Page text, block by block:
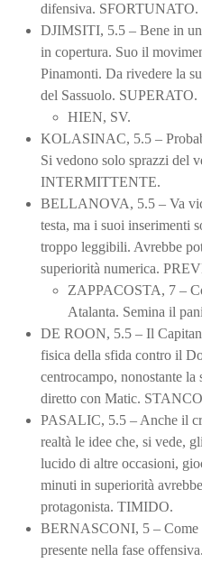
difensiva. SFORTUNATO.
DJIMSITI, 5.5 – Bene in
in copertura. Suo il
Pinamonti. Da rivedere la
del Sassuolo. SUPERATO.
HIEN, SV.
KOLASINAC, 5.5 –
Si vedono solo sprazzi del
INTERMITTENTE.
BELLANOVA, 5.5 – Va
testa, ma i suoi inserimenti
troppo leggibili. Avrebbe
superiorità numerica.
ZAPPACOSTA, 7 –
Atalanta. Semina il
DE ROON, 5.5 – Il
fisica della sfida contro il
centrocampo, nonostante
diretto con Matic.
PASALIC, 5.5 – Anche il
realtà le idee che, si vede,
lucido di altre occasioni,
minuti in superiorità
protagonista. TIMIDO.
BERNASCONI, 5 – Come
presente nella fase